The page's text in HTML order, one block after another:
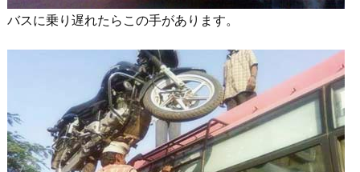
バスに乗り遅れたらこの手があります。